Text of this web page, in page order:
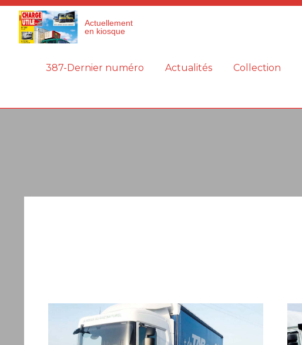
Actuellement
en kiosque
387-Dernier numéro Actualités Collection
Panneau de gestion des cookies